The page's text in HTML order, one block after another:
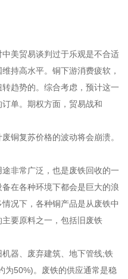
美贸易谈判过于乐观是不合适
持高水平。铜下游消费疲软，
趋势的。综合考虑，预计这一
单。期权方面，贸易战和
铜复苏价格的波动将会崩溃。
非常广泛，也是废铁回收的一
在各种环境下都会是巨大的浪
况下，各种铜产品是从废铁中
要原料之一，包括旧废铁
器、废弃建筑、地下管线;铁
为50%)。废铁的供应通常是稳